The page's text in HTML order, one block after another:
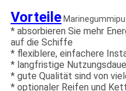
Vorteile
* absorbieren Sie mehr
auf die Schiffe
* flexiblere, einfachere
* langfristige
* gute Qualität sind von
* optionaler Reifen und